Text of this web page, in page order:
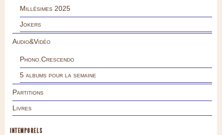
Millésimes 2025
Jokers
Audio&Vidéo
Phono.Crescendo
5 albums pour la semaine
Partitions
Livres
INTEMPORELS